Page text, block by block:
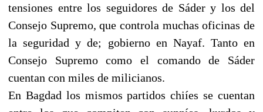
tensiones entre los seguidores de Sáder y los del
Consejo Supremo, que controla muchas oficinas de
la seguridad y de; gobierno en Nayaf. Tanto en
Consejo Supremo como el comando de Sáder
cuentan con miles de milicianos.
En Bagdad los mismos partidos chiíes se cuentan